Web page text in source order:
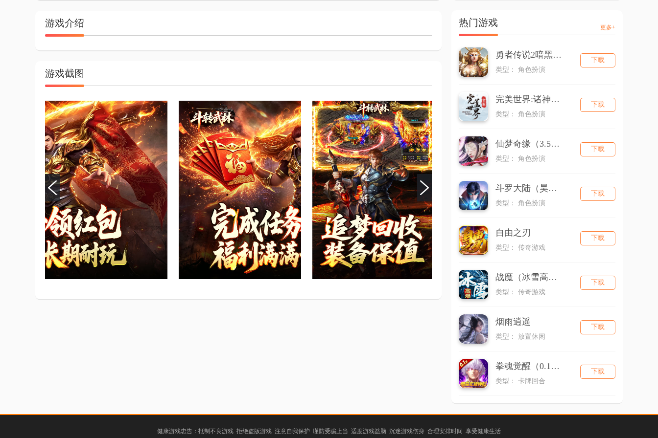
游戏介绍
游戏截图
热门游戏 更多+
勇者传说2暗黑崛起
类型： 角色扮演
下载
完美世界:诸神之战
类型： 角色扮演
下载
仙梦奇缘（3.5折版本）
类型： 角色扮演
下载
斗罗大陆（昊天服）
类型： 角色扮演
下载
自由之刃
类型： 传奇游戏
下载
战魔（冰雪高爆）
类型： 传奇游戏
下载
烟雨逍遥
类型： 放置休闲
下载
拳魂觉醒（0.1折拳皇正版授权）
类型： 卡牌回合
下载
健康游戏忠告：抵制不良游戏 拒绝盗版游戏 注意自我保护 谨防受骗上当 适度游戏益脑 沉迷游戏伤身 合理安排时间 享受健康生活